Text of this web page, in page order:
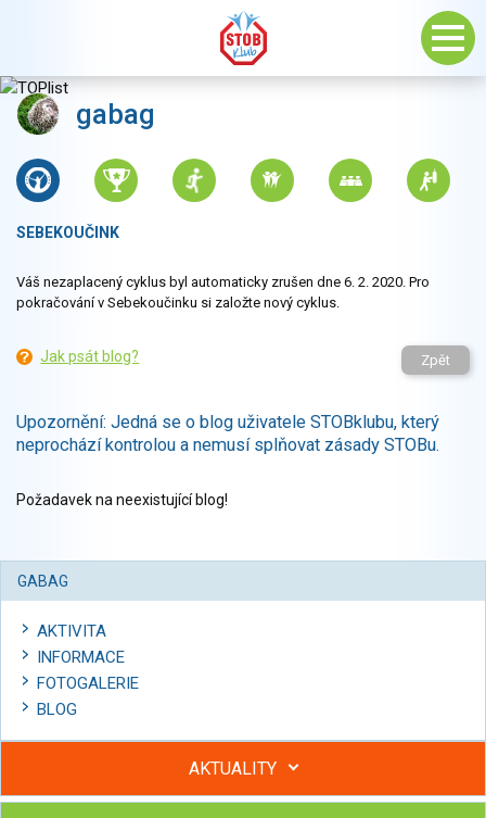
gabag
SEBEKOUČINK
Váš nezaplacený cyklus byl automaticky zrušen dne 6. 2. 2020. Pro
pokračování v Sebekoučinku si založte nový cyklus.
Jak psát blog? Zpět
Upozornění: Jedná se o blog uživatele STOBklubu, který
neprochází kontrolou a nemusí splňovat zásady STOBu.
Požadavek na neexistující blog!
GABAG
AKTIVITA
INFORMACE
FOTOGALERIE
BLOG
AKTUALITY